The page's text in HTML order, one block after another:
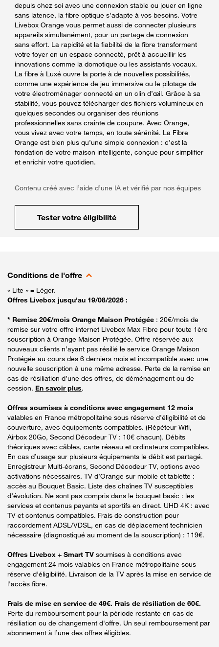
depuis chez soi avec une connexion stable ou jouer en ligne
sans latence, la fibre optique s’adapte à vos besoins. Votre
Livebox Orange vous permet aussi de connecter plusieurs
appareils simultanément, pour un partage de connexion
sans effort. La rapidité et la fiabilité de la fibre transforment
votre foyer en un espace connecté, prêt à accueillir les
innovations comme la domotique ou les assistants vocaux.
La fibre à Luxé ouvre la porte à de nouvelles possibilités,
comme une expérience de jeu immersive ou le pilotage de
votre électroménager connecté en un clin d’œil. Grâce à sa
stabilité, vous pouvez télécharger des fichiers volumineux en
quelques secondes ou organiser des réunions
professionnelles sans crainte de coupure. Avec Orange,
vous vivez avec votre temps, en toute sérénité. La Fibre
Orange est bien plus qu’une simple connexion : c’est la
fondation de votre maison intelligente, conçue pour simplifier
et enrichir votre quotidien.
Contenu créé avec l’aide d’une IA et vérifié par nos équipes
Tester votre éligibilité
Conditions de l'offre
« Lite » = Léger.
Offres Livebox jusqu'au 19/08/2026 :
* Remise 20€/mois Orange Maison Protégée : 20€/mois de
remise sur votre offre internet Livebox Max Fibre pour toute 1ère
souscription à Orange Maison Protégée. Offre réservée aux
nouveaux clients n’ayant pas résilié le service Orange Maison
Protégée au cours des 6 derniers mois et incompatible avec une
nouvelle souscription à une même adresse. Perte de la remise en
cas de résiliation d’une des offres, de déménagement ou de
cession. En savoir plus.
Offres soumises à conditions avec engagement 12 mois
valables en France métropolitaine sous réserve d’éligibilité et de
couverture, avec équipements compatibles. (Répéteur Wifi,
Airbox 20Go, Second Décodeur TV : 10€ chacun). Débits
théoriques avec câbles, carte réseau et ordinateurs compatibles.
En cas d’usage sur plusieurs équipements le débit est partagé.
Enregistreur Multi-écrans, Second Décodeur TV, options avec
activations nécessaires. TV d’Orange sur mobile et tablette :
accès au Bouquet Basic. Liste des chaînes TV susceptibles
d’évolution. Ne sont pas compris dans le bouquet basic : les
services et contenus payants et sportifs en direct. UHD 4K : avec
TV et contenus compatibles. Frais de construction pour
raccordement ADSL/VDSL, en cas de déplacement technicien
nécessaire (diagnostiqué au moment de la souscription) : 119€.
Offres Livebox + Smart TV soumises à conditions avec
engagement 24 mois valables en France métropolitaine sous
réserve d’éligibilité. Livraison de la TV après la mise en service de
l'accès fibre.
Frais de mise en service de 49€. Frais de résiliation de 60€.
Perte du remboursement pour la période restante en cas de
résiliation ou de changement d'offre. Un seul remboursement par
abonnement à l’une des offres éligibles.